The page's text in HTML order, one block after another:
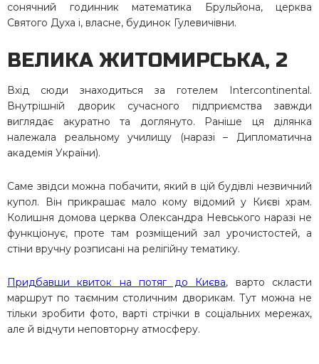
сонячний годинник математика Брульйона, церква
Святого Духа і, власне, будинок Гулевичівни.
ВЕЛИКА ЖИТОМИРСЬКА, 2
Вхід сюди знаходиться за готелем Intercontinental.
Внутрішній дворик сучасного підприємства завжди
виглядає акуратно та доглянуто. Раніше ця ділянка
належала реальному училищу (наразі – Дипломатична
академія України).
Саме звідси можна побачити, який в цій будівлі незвичний
купол. Він прикрашає мало кому відомий у Києві храм.
Колишня домова церква Олександра Невського наразі не
функціонує, проте там розміщений зал урочистостей, а
стіни вручну розписані на релігійну тематику.
Придбавши квиток на потяг до Києва, варто скласти
маршрут по таємним столичним дворикам. Тут можна не
тільки зробити фото, варті стрічки в соціальних мережах,
але й відчути неповторну атмосферу.